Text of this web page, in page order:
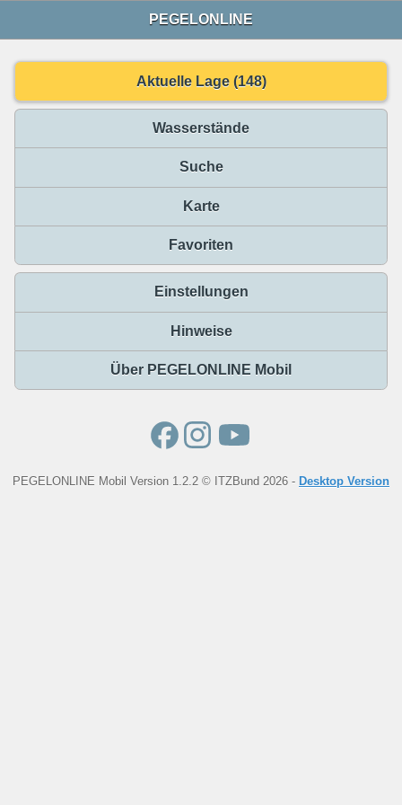
PEGELONLINE
Aktuelle Lage (148)
Wasserstände
Suche
Karte
Favoriten
Einstellungen
Hinweise
Über PEGELONLINE Mobil
PEGELONLINE Mobil Version 1.2.2 © ITZBund 2026 - Desktop Version